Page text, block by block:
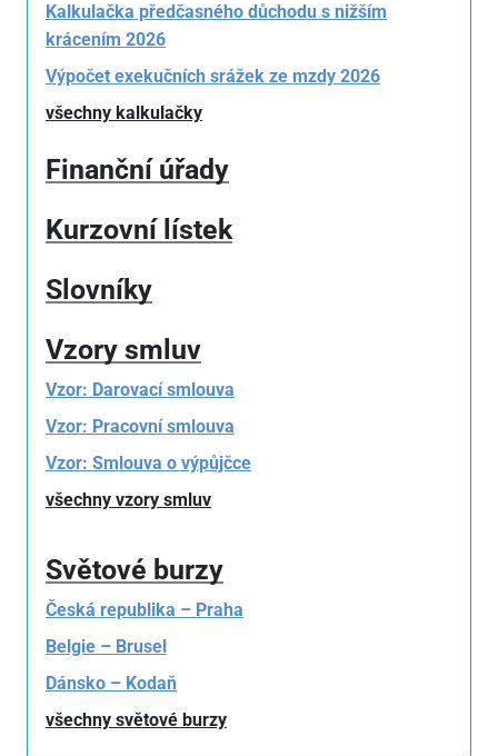
Kalkulačka předčasného důchodu s nižším
krácením 2026
Výpočet exekučních srážek ze mzdy 2026
všechny kalkulačky
Finanční úřady
Kurzovní lístek
Slovníky
Vzory smluv
Vzor: Darovací smlouva
Vzor: Pracovní smlouva
Vzor: Smlouva o výpůjčce
všechny vzory smluv
Světové burzy
Česká republika – Praha
Belgie – Brusel
Dánsko – Kodaň
všechny světové burzy